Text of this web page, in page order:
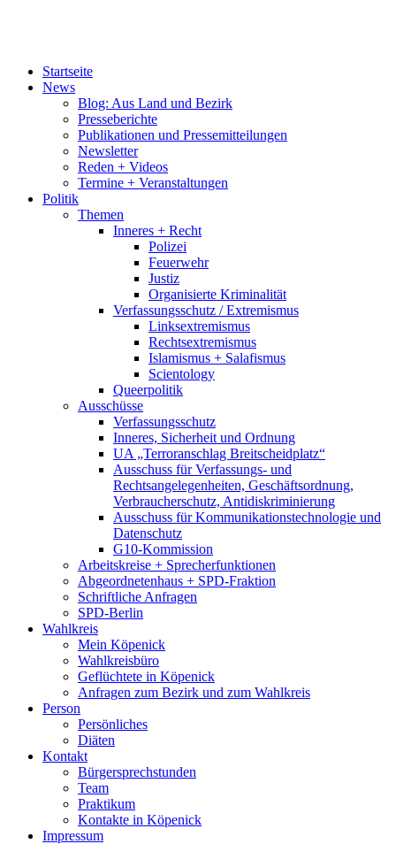
Startseite
News
Blog: Aus Land und Bezirk
Presseberichte
Publikationen und Pressemitteilungen
Newsletter
Reden + Videos
Termine + Veranstaltungen
Politik
Themen
Inneres + Recht
Polizei
Feuerwehr
Justiz
Organisierte Kriminalität
Verfassungsschutz / Extremismus
Linksextremismus
Rechtsextremismus
Islamismus + Salafismus
Scientology
Queerpolitik
Ausschüsse
Verfassungsschutz
Inneres, Sicherheit und Ordnung
UA „Terroranschlag Breitscheidplatz“
Ausschuss für Verfassungs- und
Rechtsangelegenheiten, Geschäftsordnung,
Verbraucherschutz, Antidiskriminierung
Ausschuss für Kommunikationstechnologie und
Datenschutz
G10-Kommission
Arbeitskreise + Sprecherfunktionen
Abgeordnetenhaus + SPD-Fraktion
Schriftliche Anfragen
SPD-Berlin
Wahlkreis
Mein Köpenick
Wahlkreisbüro
Geflüchtete in Köpenick
Anfragen zum Bezirk und zum Wahlkreis
Person
Persönliches
Diäten
Kontakt
Bürgersprechstunden
Team
Praktikum
Kontakte in Köpenick
Impressum